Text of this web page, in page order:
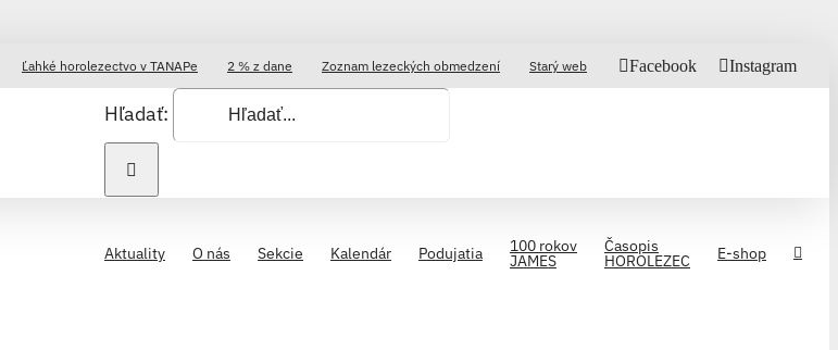
Ľahké horolezectvo v TANAPe 2 % z dane Zoznam lezeckých obmedzení Starý web Facebook Instagram
Hľadať:
Aktuality O nás Sekcie Kalendár Podujatia 100 rokov
JAMES
Časopis
HOROLEZEC E-shop